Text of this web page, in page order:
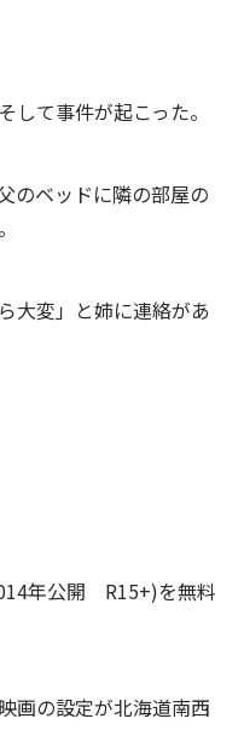
て事件が起こった。
のベッドに隣の部屋の
大変」と姉に連絡があ
年公開 R15+)を無料
画の設定が北海道南西